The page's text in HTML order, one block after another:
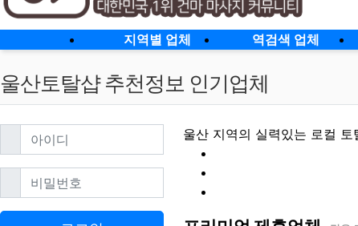
지역별 업체 역검색 업체
울산토탈샵 추천정보 인기업체
울산 지역의 실력있는 로컬 토
아이디필수
비밀번호필수